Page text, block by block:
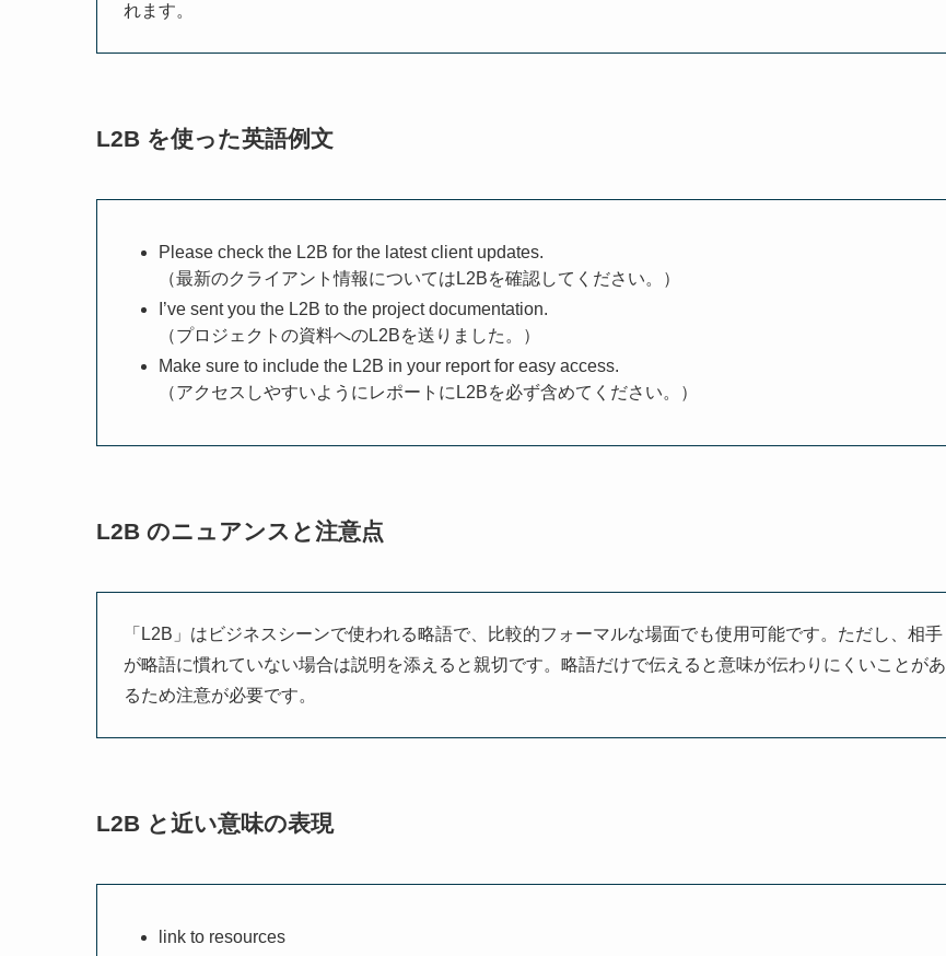
れます。
L2B を使った英語例文
Please check the L2B for the latest client updates.
（最新のクライアント情報についてはL2Bを確認してください。）
I’ve sent you the L2B to the project documentation.
（プロジェクトの資料へのL2Bを送りました。）
Make sure to include the L2B in your report for easy access.
（アクセスしやすいようにレポートにL2Bを必ず含めてください。）
L2B のニュアンスと注意点
「L2B」はビジネスシーンで使われる略語で、比較的フォーマルな場面でも使用可能です。ただし、相手
が略語に慣れていない場合は説明を添えると親切です。略語だけで伝えると意味が伝わりにくいことがあ
るため注意が必要です。
L2B と近い意味の表現
link to resources